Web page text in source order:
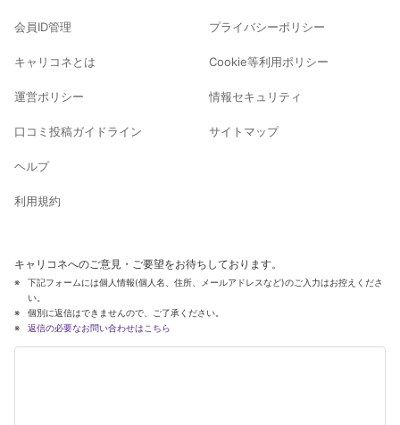
会員ID管理
キャリコネとは
運営ポリシー
口コミ投稿ガイドライン
ヘルプ
利用規約
プライバシーポリシー
Cookie等利用ポリシー
情報セキュリティ
サイトマップ
キャリコネへのご意見・ご要望をお待ちしております。
下記フォームには個人情報(個人名、住所、メールアドレスなど)のご入力はお控えくださ
い。
個別に返信はできませんので、ご了承ください。
返信の必要なお問い合わせはこちら